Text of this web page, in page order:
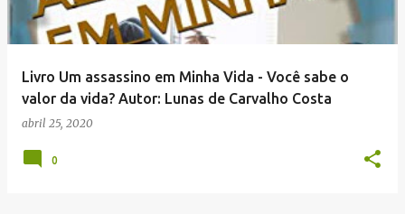
Livro Um assassino em Minha Vida - Você sabe o
valor da vida? Autor: Lunas de Carvalho Costa
abril 25, 2020
0